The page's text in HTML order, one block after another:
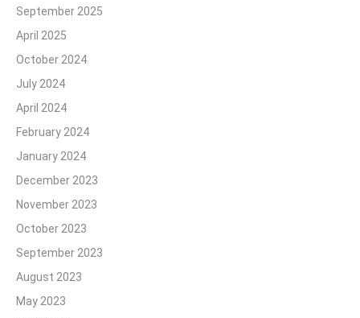
September 2025
April 2025
October 2024
July 2024
April 2024
February 2024
January 2024
December 2023
November 2023
October 2023
September 2023
August 2023
May 2023